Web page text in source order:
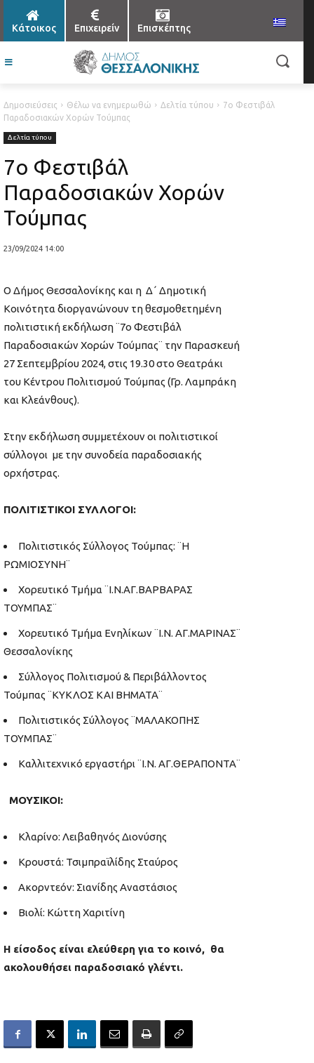
Κάτοικος Επιχειρείν Επισκέπτης
Δημοσιεύσεις Θέλω να ενημερωθώ Δελτία τύπου
7ο Φεστιβάλ
Παραδοσιακών Χορών Τούμπας
Δελτία τύπου
7ο Φεστιβάλ
Παραδοσιακών Χορών
Τούμπας
23/09/2024 14:00
Ο Δήμος Θεσσαλονίκης και η Δ΄ Δημοτική
Κοινότητα διοργανώνουν τη θεσμοθετημένη
πολιτιστική εκδήλωση ¨7ο Φεστιβάλ
Παραδοσιακών Χορών Τούμπας¨ την Παρασκευή
27 Σεπτεμβρίου 2024, στις 19.30 στο Θεατράκι
του Κέντρου Πολιτισμού Τούμπας (Γρ. Λαμπράκη
και Κλεάνθους).
Στην εκδήλωση συμμετέχουν οι πολιτιστικοί
σύλλογοι με την συνοδεία παραδοσιακής
ορχήστρας.
ΠΟΛΙΤΙΣΤΙΚΟΙ ΣΥΛΛΟΓΟΙ:
Πολιτιστικός Σύλλογος Τούμπας: ¨Η
ΡΩΜΙΟΣΥΝΗ¨
Χορευτικό Τμήμα ¨Ι.Ν.ΑΓ.ΒΑΡΒΑΡΑΣ
ΤΟΥΜΠΑΣ¨
Χορευτικό Τμήμα Ενηλίκων ¨Ι.Ν. ΑΓ.ΜΑΡΙΝΑΣ¨
Θεσσαλονίκης
Σύλλογος Πολιτισμού & Περιβάλλοντος
Τούμπας ¨ΚΥΚΛΟΣ ΚΑΙ ΒΗΜΑΤΑ¨
Πολιτιστικός Σύλλογος ¨ΜΑΛΑΚΟΠΗΣ
ΤΟΥΜΠΑΣ¨
Καλλιτεχνικό εργαστήρι ¨Ι.Ν. ΑΓ.ΘΕΡΑΠΟΝΤΑ¨
ΜΟΥΣΙΚΟΙ:
Κλαρίνο: Λειβαθηνός Διονύσης
Κρουστά: Τσιμπραϊλίδης Σταύρος
Ακορντεόν: Σιανίδης Αναστάσιος
Βιολί: Κώττη Χαριτίνη
Η είσοδος είναι ελεύθερη για το κοινό, θα
ακολουθήσει παραδοσιακό γλέντι.